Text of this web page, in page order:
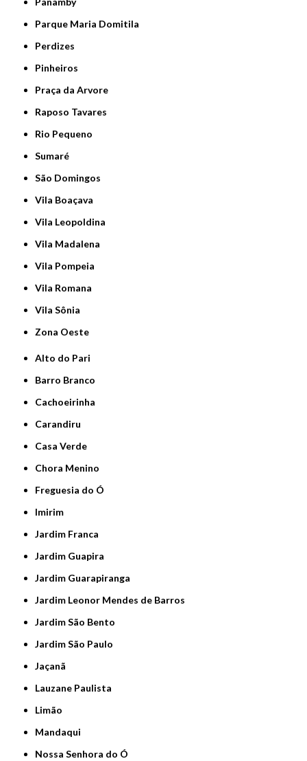
Parque Maria Domitila
Perdizes
Pinheiros
Praça da Arvore
Raposo Tavares
Rio Pequeno
Sumaré
São Domingos
Vila Boaçava
Vila Leopoldina
Vila Madalena
Vila Pompeia
Vila Romana
Vila Sônia
Zona Oeste
Alto do Pari
Barro Branco
Cachoeirinha
Carandiru
Casa Verde
Chora Menino
Freguesia do Ó
Imirim
Jardim Franca
Jardim Guapira
Jardim Guarapiranga
Jardim Leonor Mendes de Barros
Jardim São Bento
Jardim São Paulo
Jaçanã
Lauzane Paulista
Limão
Mandaqui
Nossa Senhora do Ó